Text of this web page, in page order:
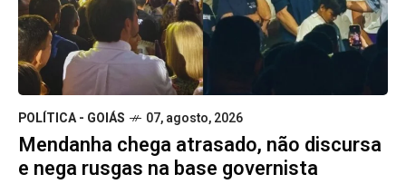
POLÍTICA - GOIÁS 07, agosto, 2026
Mendanha chega atrasado, não discursa
e nega rusgas na base governista